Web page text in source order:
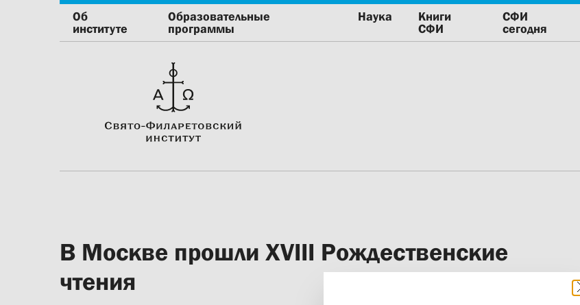
Об
институте
Образовательные
программы
Наука
Книги
СФИ
СФИ
сегодня
В Москве прошли XVIII Рождественские
чтения